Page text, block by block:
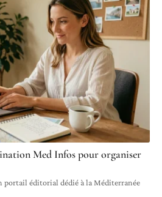
Med Infos pour organiser
éditorial dédié à la Méditerranée